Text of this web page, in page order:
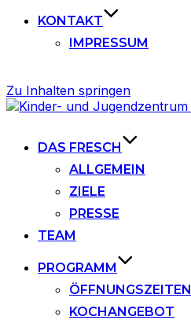
KONTAKT
IMPRESSUM
Zu Inhalten springen
DAS FRESCH
ALLGEMEIN
ZIELE
PRESSE
TEAM
PROGRAMM
ÖFFNUNGSZEITEN
KOCHANGEBOT